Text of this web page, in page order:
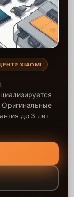
XIAOMI
Оригинальные
до 3 лет